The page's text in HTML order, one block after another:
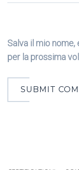
Salva il mio
per la prossima
SUBMIT